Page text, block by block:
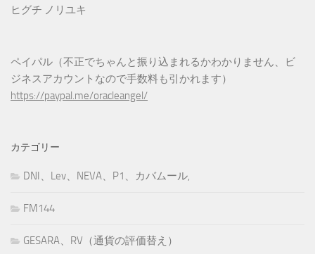
ヒグチ ノリユキ
ペイパル（不正でちゃんと振り込まれるかわかりません、ビ
ジネスアカウントなので手数料も引かれます）
https://paypal.me/oracleangel/
カテゴリー
DNI、Lev、NEVA、P1、カバムール,
FM144
GESARA、RV（通貨の評価替え）